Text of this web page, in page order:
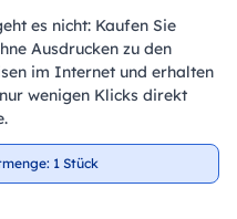
es nicht: Kaufen Sie
Ausdrucken zu den
im Internet und erhalten
wenigen Klicks direkt
1 Stück